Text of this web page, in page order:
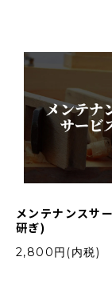
メンテナンスサ
研ぎ)
2,800円(内税)